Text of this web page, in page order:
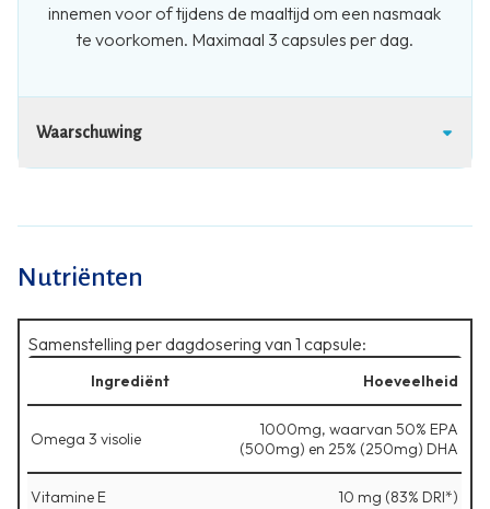
innemen voor of tijdens de maaltijd om een nasmaak
te voorkomen. Maximaal 3 capsules per dag.
Waarschuwing
Nutriënten
Samenstelling per dagdosering van 1 capsule:
Ingrediënt Hoeveelheid
Omega 3 visolie
1000mg, waarvan 50% EPA
(500mg) en 25% (250mg) DHA
Vitamine E 10 mg (83% DRI*)